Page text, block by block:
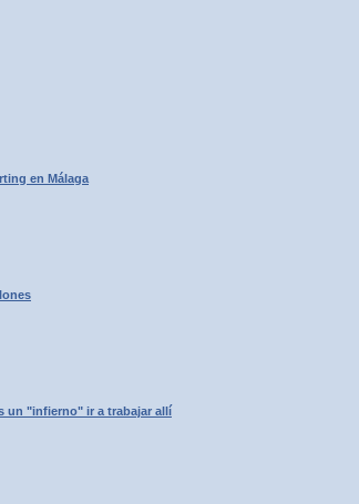
en Málaga
un "infierno" ir a trabajar allí